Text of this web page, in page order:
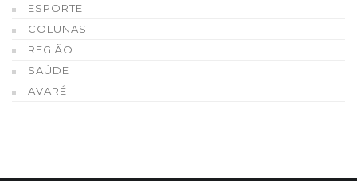
ESPORTE
COLUNAS
REGIÃO
SAÚDE
AVARÉ